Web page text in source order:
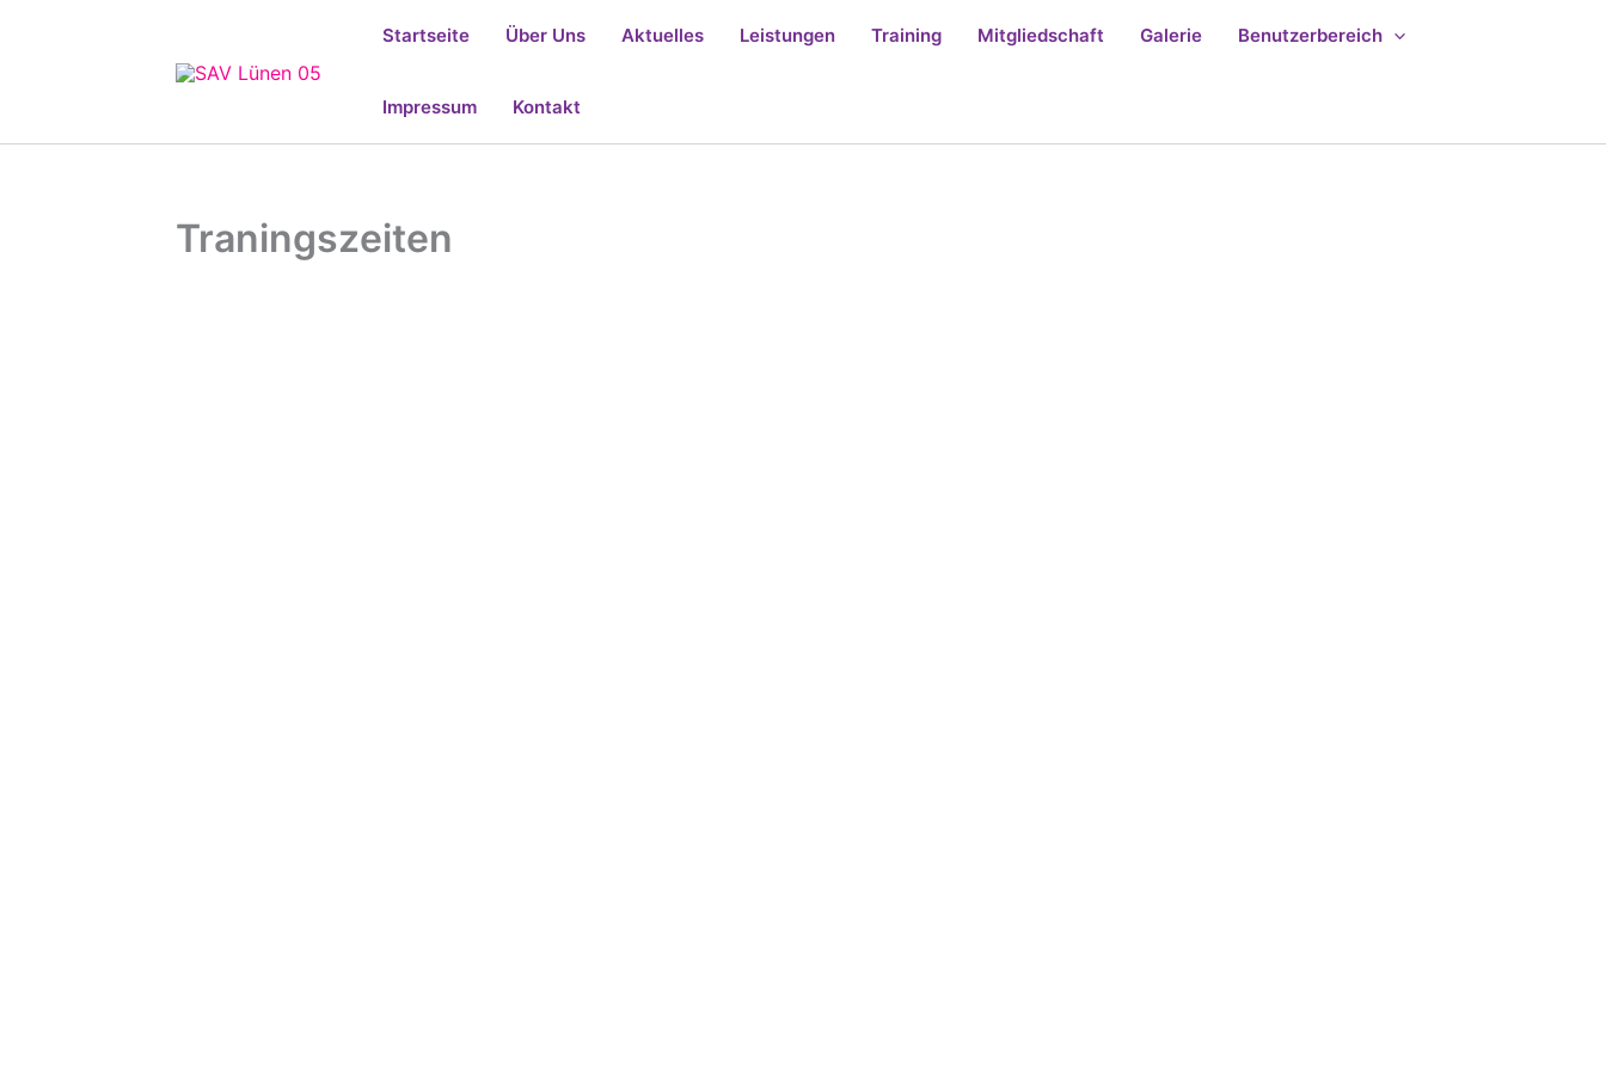
Startseite Über Uns Aktuelles Leistungen Training Mitgliedschaft Galerie Benutzerbereich
Impressum Kontakt
Traningszeiten